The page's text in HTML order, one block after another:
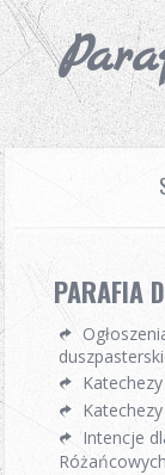
PARAFIA
Intencje
Różańcowych